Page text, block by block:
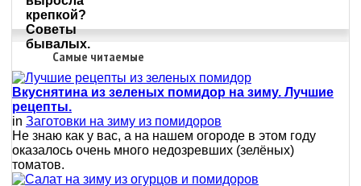
Самые читаемые
Вкуснятина из зеленых помидор на зиму. Лучшие
рецепты.
in Заготовки на зиму из помидоров
Не знаю как у вас, а на нашем огороде в этом году
оказалось очень много недозревших (зелёных)
томатов.